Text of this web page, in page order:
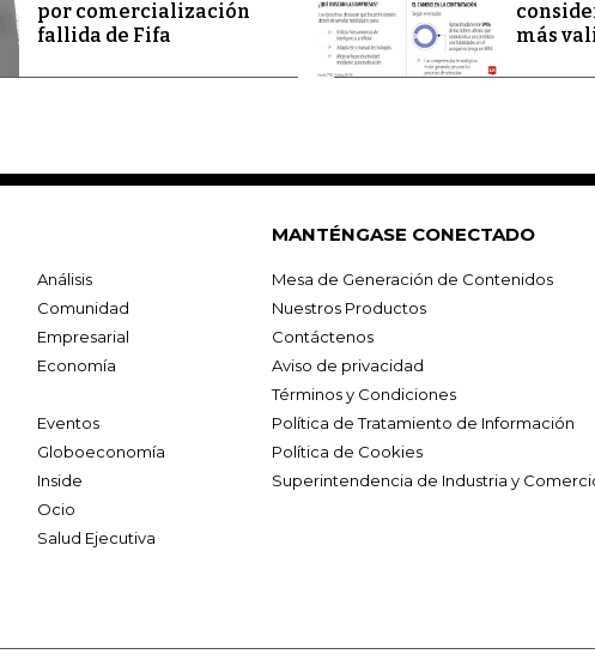
por comercialización
fallida de Fifa
más
Análisis
Comunidad
Empresarial
Economía
Eventos
Globoeconomía
Inside
Ocio
Salud Ejecutiva
MANTÉNGASE CONECTADO
Mesa de Generación de Contenidos
Nuestros Productos
Contáctenos
Aviso de privacidad
Términos y Condiciones
Política de Tratamiento de Información
Política de Cookies
Superintendencia de Industria y